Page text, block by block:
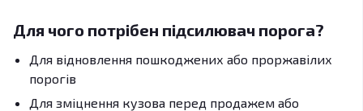
Для чого потрібен підсилювач порога?
Для відновлення пошкоджених або проржавілих
порогів
Для зміцнення кузова перед продажем або